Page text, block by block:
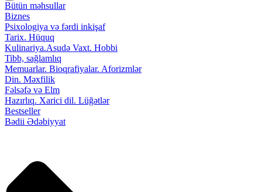
Bütün məhsullar
Biznes
Psixologiya və fərdi inkişaf
Tarix. Hüquq
Kulinariya.Asudə Vaxt. Hobbi
Tibb, sağlamlıq
Memuarlar. Bioqrafiyalar. Aforizmlər
Din. Məxfilik
Fəlsəfə və Elm
Hazırlıq. Xarici dil. Lüğətlər
Bestseller
Bədii Ədəbiyyat